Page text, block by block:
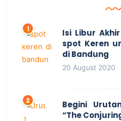
Isi Libur
spot Keren
di Bandung
20 August 2020
Begini
“The